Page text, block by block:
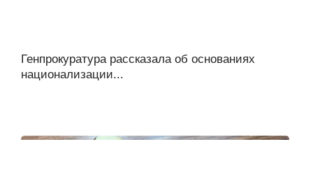
Генпрокуратура рассказала об основаниях
национализации...